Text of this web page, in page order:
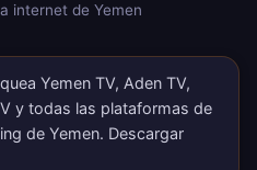
internet de Yemen
Yemen TV, Aden TV,
y todas las plataformas de
de Yemen. Descargar